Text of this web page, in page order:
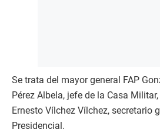
Se trata del mayor general FAP
Pérez Albela, jefe de la Casa
Ernesto Vílchez Vílchez, secretario
Presidencial.